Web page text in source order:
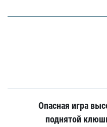
Опасная игра
поднятой